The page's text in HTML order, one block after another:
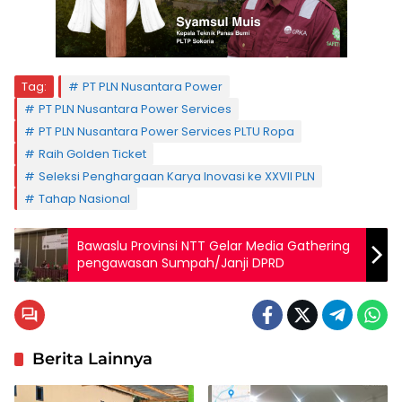
Tag:
PT PLN Nusantara Power
PT PLN Nusantara Power Services
PT PLN Nusantara Power Services PLTU Ropa
Raih Golden Ticket
Seleksi Penghargaan Karya Inovasi ke XXVII PLN
Tahap Nasional
Bawaslu Provinsi NTT Gelar Media Gathering
pengawasan Sumpah/Janji DPRD
Berita Lainnya